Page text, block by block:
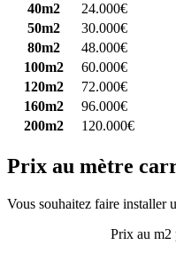
40m2
24.000€
50m2
30.000€
80m2
48.000€
100m2
60.000€
120m2
72.000€
160m2
96.000€
200m2
120.000€
Prix au mètre
Vous souhaitez faire installer
Prix au m2